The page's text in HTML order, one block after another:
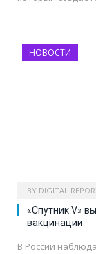
НОВОСТИ
BY DIGITAL
«Спутник V»
вакцинации
В России